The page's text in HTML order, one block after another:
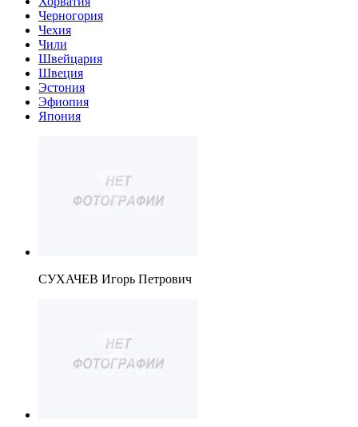
Черногория
Чехия
Чили
Швейцария
Швеция
Эстония
Эфиопия
Япония
СУХАЧЕВ Игорь Петрович